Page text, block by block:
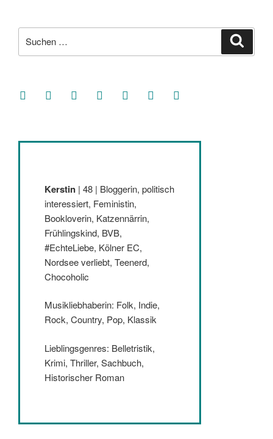
nach:
facebooksoundcloud
twitter mastodoninstagramthreads goodreads
Kerstin | 48 | Bloggerin, politisch
interessiert, Feministin,
Bookloverin, Katzennärrin,
Frühlingskind, BVB,
#EchteLiebe, Kölner EC,
Nordsee verliebt, Teenerd,
Chocoholic
Musikliebhaberin: Folk, Indie,
Rock, Country, Pop, Klassik
Lieblingsgenres: Belletristik,
Krimi, Thriller, Sachbuch,
Historischer Roman